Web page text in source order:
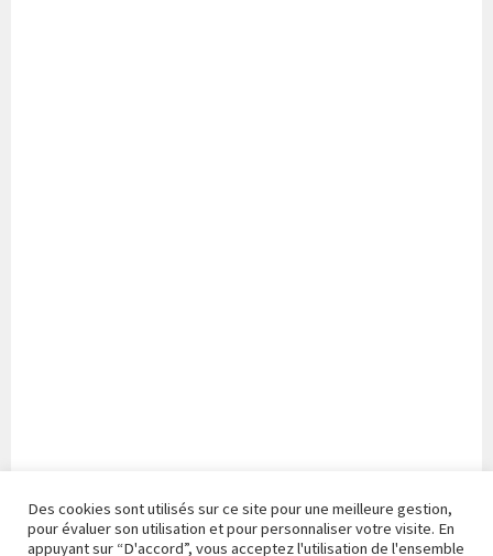
Des cookies sont utilisés sur ce site pour une meilleure gestion,
pour évaluer son utilisation et pour personnaliser votre visite. En
appuyant sur “D'accord”, vous acceptez l'utilisation de l'ensemble